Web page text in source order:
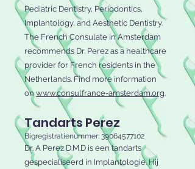
Pediatric Dentistry, Periodontics,
Implantology, and Aesthetic Dentistry.
The French Consulate in Amsterdam
recommends Dr. Perez as a healthcare
provider for French residents in the
Netherlands. Find more information
onwww.consulfrance-amsterdam.org.
Tandarts Perez
Bigregistratienummer: 39064577102
Dr. A Perez D.M.D is een tandarts
gespecialiseerd in Implantologie. Hij